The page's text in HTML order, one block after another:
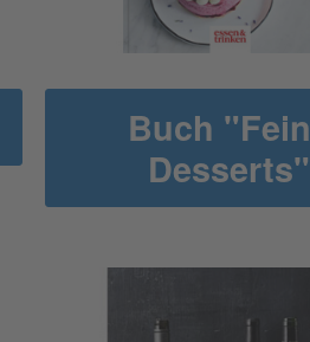
Buch
Desserts"